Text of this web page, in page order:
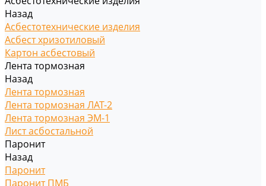
Назад
Асбестотехнические изделия
Асбест хризотиловый
Картон асбестовый
Лента тормозная
Назад
Лента тормозная
Лента тормозная ЛАТ-2
Лента тормозная ЭМ-1
Лист асбостальной
Паронит
Назад
Паронит
Паронит ПМБ